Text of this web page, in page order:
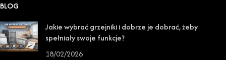
BLOG
Jakie wybrać grzejniki i dobrze je dobrać, żeby
spełniały swoje funkcje?
18/02/2026